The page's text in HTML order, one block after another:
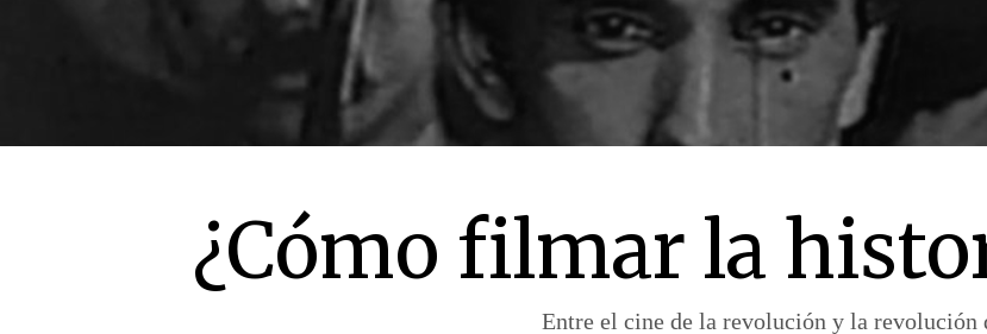
¿Cómo filmar la
Entre el cine de la revolución y la revolución